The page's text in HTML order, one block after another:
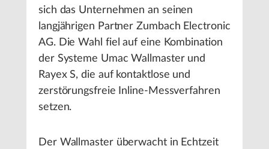
sich das Unternehmen an seinen
langjährigen Partner Zumbach Electronic
AG. Die Wahl fiel auf eine Kombination
der Systeme Umac Wallmaster und
Rayex S, die auf kontaktlose und
zerstörungsfreie Inline-Messverfahren
setzen.
Der Wallmaster überwacht in Echtzeit